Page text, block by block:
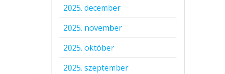
2025. december
2025. november
2025. október
2025. szeptember